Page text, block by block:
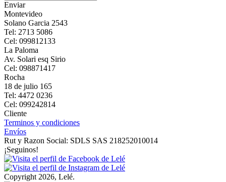
Enviar
Montevideo
Solano Garcia 2543
Tel: 2713 5086
Cel: 099812133
La Paloma
Av. Solari esq Sirio
Cel: 098871417
Rocha
18 de julio 165
Tel: 4472 0236
Cel: 099242814
Cliente
Terminos y condiciones
Envíos
Rut y Razon Social: SDLS SAS 218252010014
¡Seguinos!
Copyright 2026, Lelé.